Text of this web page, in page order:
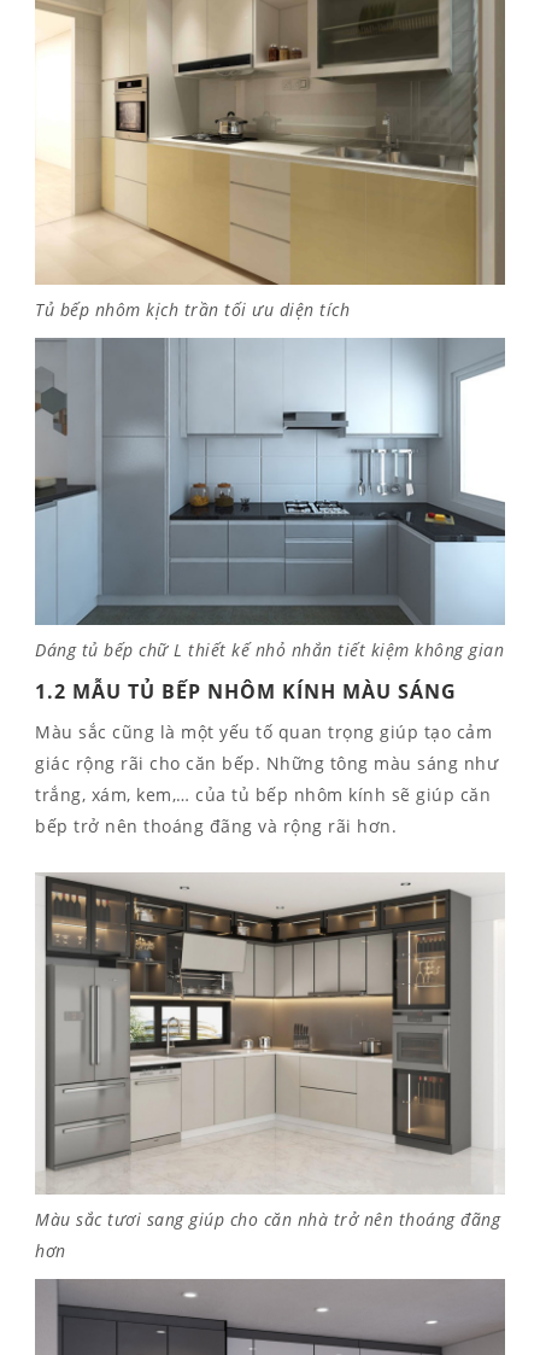
Tủ bếp nhôm kịch trần tối ưu diện tích
Dáng tủ bếp chữ L thiết kế nhỏ nhắn tiết kiệm không gian
1.2 MẪU TỦ BẾP NHÔM KÍNH MÀU SÁNG
Màu sắc cũng là một yếu tố quan trọng giúp tạo cảm
giác rộng rãi cho căn bếp. Những tông màu sáng như
trắng, xám, kem,… của tủ bếp nhôm kính sẽ giúp căn
bếp trở nên thoáng đãng và rộng rãi hơn.
Màu sắc tươi sang giúp cho căn nhà trở nên thoáng đãng
hơn